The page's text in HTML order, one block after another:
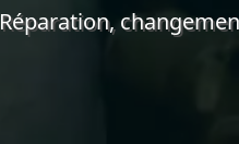
Réparation,